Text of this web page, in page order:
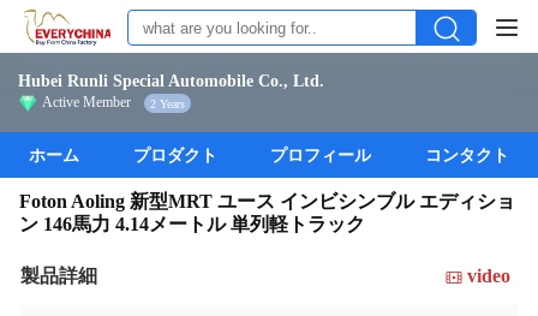
Hubei Runli Special Automobile Co., Ltd.
Active Member 2 Years
ホーム プロダクト プロフィール コンタクト
Foton Aoling 新型MRT ユース インビシンブル エディショ
ン 146馬力 4.14メートル 単列軽トラック
製品詳細 video